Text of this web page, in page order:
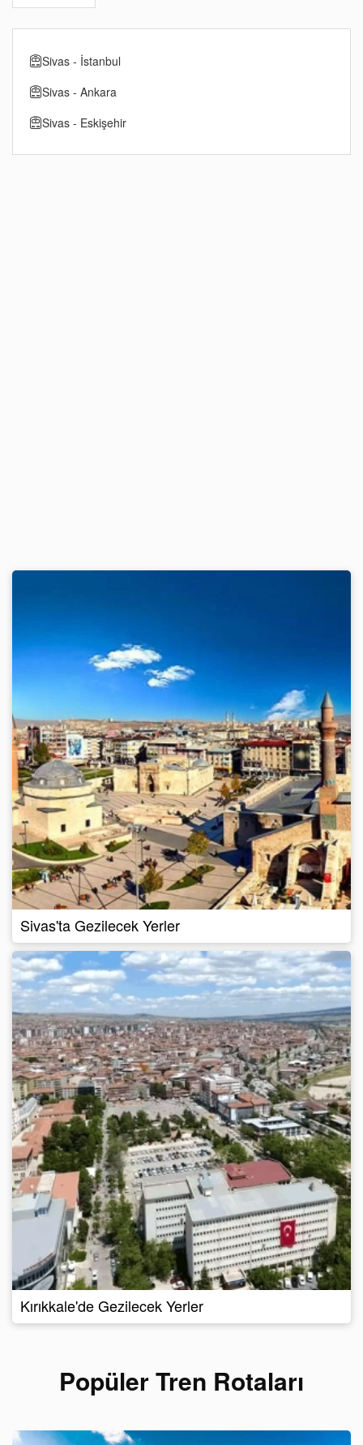
Sivas - İstanbul
Sivas - Ankara
Sivas - Eskişehir
Sivas'ta Gezilecek Yerler
Kırıkkale'de Gezilecek Yerler
Popüler Tren Rotaları